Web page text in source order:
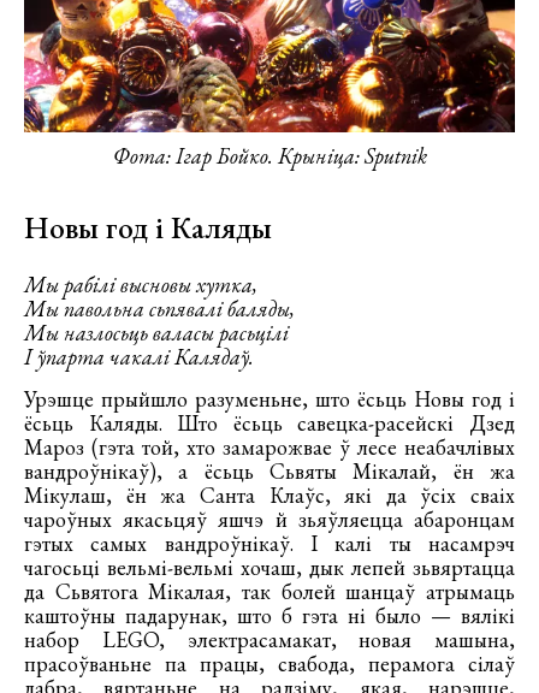
Фота: Ігар Бойко. Крыніца: Sputnik
Новы год і Каляды
Мы рабілі высновы хутка,
Мы павольна сьпявалі баляды,
Мы назлосьць валасы расьцілі
І ўпарта чакалі Калядаў.
Урэшце прыйшло разуменьне, што ёсьць Новы год і
ёсьць Каляды. Што ёсьць савецка-расейскі Дзед
Мароз (гэта той, хто замарожвае ў лесе неабачлівых
вандроўнікаў), а ёсьць Сьвяты Мікалай, ён жа
Мікулаш, ён жа Санта Клаўс, які да ўсіх сваіх
чароўных якасьцяў яшчэ й зьяўляецца абаронцам
гэтых самых вандроўнікаў. І калі ты насамрэч
чагосьці вельмі-вельмі хочаш, дык лепей зьвяртацца
да Сьвятога Мікалая, так болей шанцаў атрымаць
каштоўны падарунак, што б гэта ні было — вялікі
набор LEGO, электрасамакат, новая машына,
прасоўваньне па працы, свабода, перамога сілаў
дабра, вяртаньне на радзіму, якая, нарэшце,